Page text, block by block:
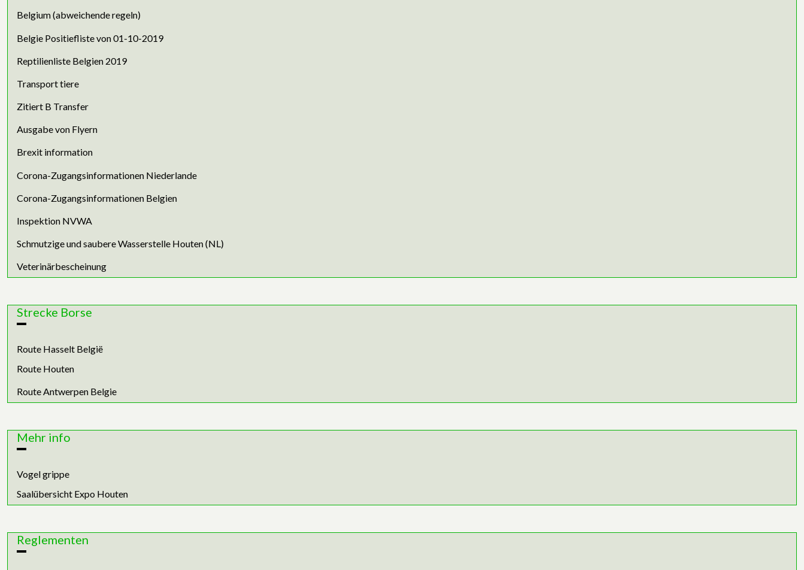
Belgium (abweichende regeln)
Belgie Positiefliste von 01-10-2019
Reptilienliste Belgien 2019
Transport tiere
Zitiert B Transfer
Ausgabe von Flyern
Brexit information
Corona-Zugangsinformationen Niederlande
Corona-Zugangsinformationen Belgien
Inspektion NVWA
Schmutzige und saubere Wasserstelle Houten (NL)
Veterinärbescheinung
Strecke Borse
Route Hasselt België
Route Houten
Route Antwerpen Belgie
Mehr info
Vogel grippe
Saalübersicht Expo Houten
Reglementen